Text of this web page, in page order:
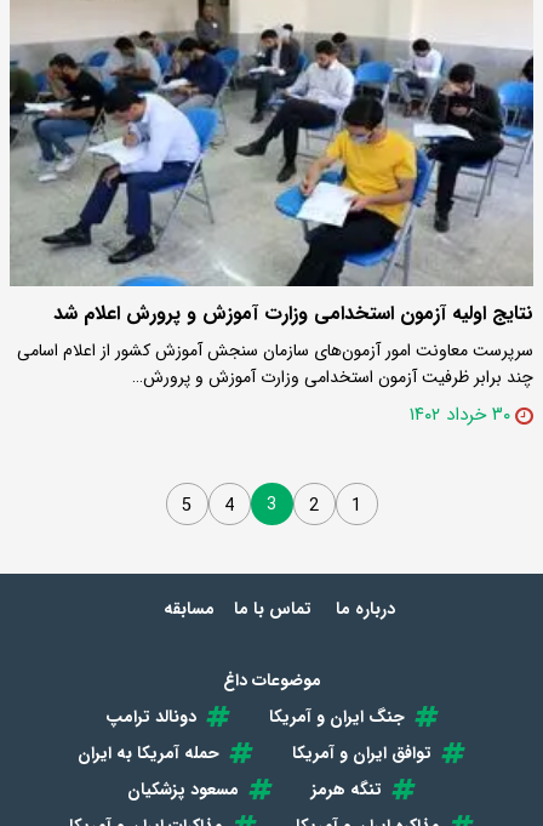
نتایج اولیه آزمون استخدامی وزارت آموزش و پرورش اعلام شد
سرپرست معاونت امور آزمون‌های سازمان سنجش آموزش کشور از اعلام اسامی
چند برابر ظرفیت آزمون استخدامی وزارت آموزش و پرورش…
۳۰ خرداد ۱۴۰۲
1
2
3
4
5
درباره ما تماس با ما مسابقه
موضوعات داغ
جنگ ایران و آمریکا
دونالد ترامپ
توافق ایران و آمریکا
حمله آمریکا به ایران
تنگه هرمز
مسعود پزشکیان